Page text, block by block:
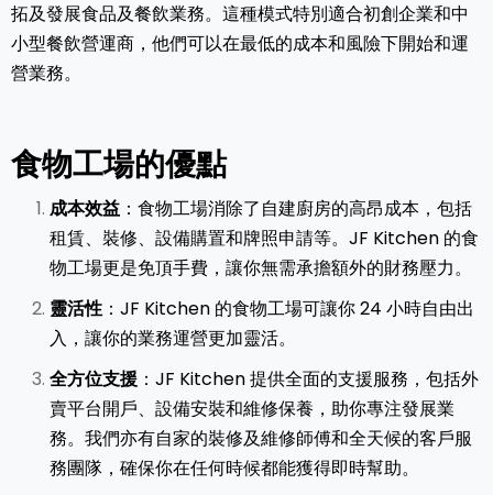
拓及發展食品及餐飲業務。這種模式特別適合初創企業和中
小型餐飲營運商，他們可以在最低的成本和風險下開始和運
營業務。
食物工場的優點
成本效益 ：食物工場消除了自建廚房的高昂成本，包括
租賃、裝修、設備購置和牌照申請等。JF Kitchen 的食
物工場更是免頂手費，讓你無需承擔額外的財務壓力。
靈活性：JF Kitchen 的食物工場可讓你 24 小時自由出
入，讓你的業務運營更加靈活。
全方位支援 ：JF Kitchen 提供全面的支援服務，包括外
賣平台開戶、設備安裝和維修保養，助你專注發展業
務。我們亦有自家的裝修及維修師傅和全天候的客戶服
務團隊，確保你在任何時候都能獲得即時幫助。